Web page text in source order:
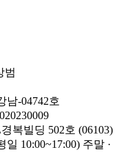
범
남-04742호
복빌딩 502호 (06103)
일 10:00~17:00) 주말 ·